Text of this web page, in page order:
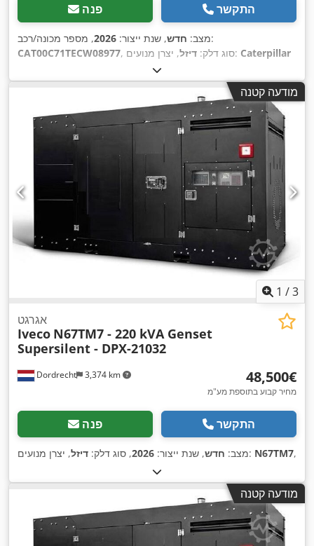
פנה התקשר
מצב: חדש, שנת ייצור: 2026
, מספר מכונה/רכב:
CAT00C71TECW08977
, סוג דלק: דיזל , יצרן מנועים: Caterpillar
מודעה קטנה
1 /3
Dordrecht 3,374 km
אגרגט
Iveco N67TM7 - 220 kVA Genset
Supersilent - DPX-21032
‏48,500 ‏€
מחיר קבוע בתוספת מע"מ
פנה התקשר
מצב: חדש, שנת ייצור: 2026, סוג דלק: דיזל , יצרן מנועים: N67TM7,
מודעה קטנה